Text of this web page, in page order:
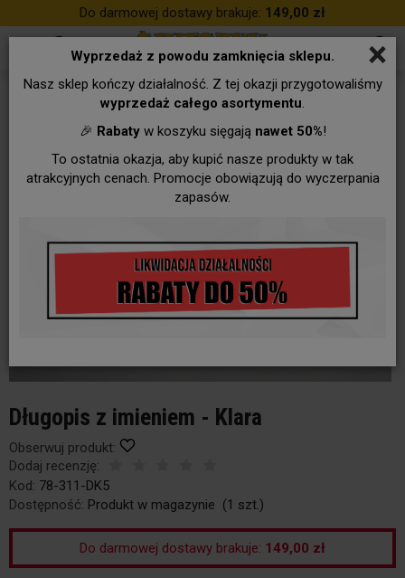
×
Wyprzedaż z powodu zamknięcia sklepu.
Nasz sklep kończy działalność. Z tej okazji przygotowaliśmy
wyprzedaż całego asortymentu.
🎉 Rabatyw koszyku sięgają nawet 50%!
To ostatnia okazja, aby kupić nasze produkty w tak
atrakcyjnych cenach. Promocje obowiązują do wyczerpania
zapasów.
Do darmowej dostawy brakuje: 149,00 zł
Długopis z imieniem - Klara
Obserwuj produkt:
Dodaj recenzję:
Kod: 78-311-DK5
Dostępność: Produkt w magazynie (1 szt.)
Do darmowej dostawy brakuje: 149,00 zł